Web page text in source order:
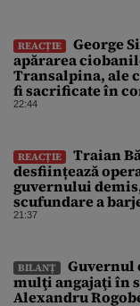
REACȚIE
George
apărarea
Transalpina, ale
fi sacrificate în
focarului de
22:44
REACȚIE
Traian
desființează
guvernului
scufundare a
„Este o
21:37
BILANȚ
Guvernul
mulţi angajaţi în
Alexandru